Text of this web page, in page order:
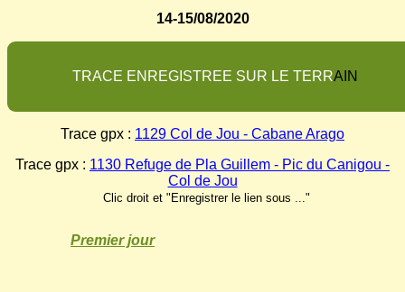
14-15/08/2020
TRACE EN REG STREE SUR LE TERRA N
Trace gpx : 1129 Col de Jou - Cabane Arago
Trace gpx : 1130 Refuge de Pla Guillem - Pic du Canigou -
Col de Jou
Clic droit et "Enregistrer le lien sous ..."
Premier jour